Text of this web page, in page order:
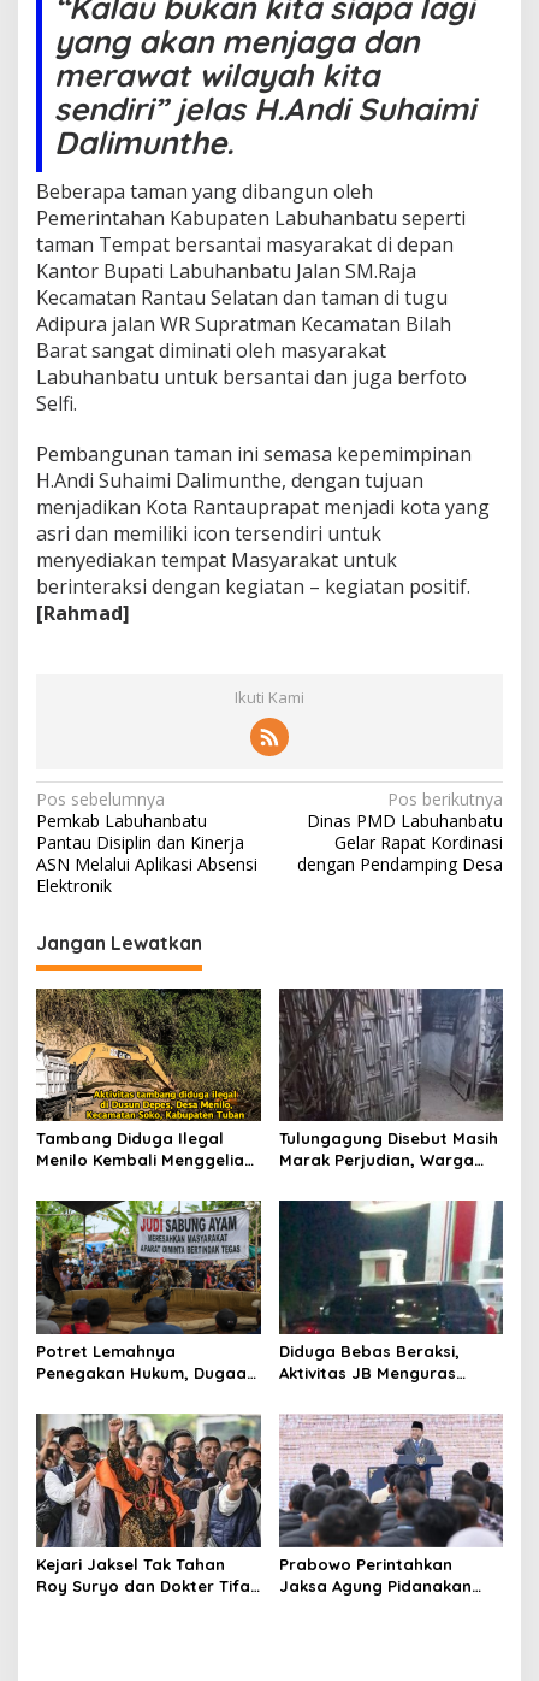
u
M
e
n
j
a
g
T
a
m
a
n
K
o
t
a
yang akan menjaga dan
merawat wilayah kita
sendiri” jelas H.Andi Suhaimi
Dalimunthe.
Beberapa taman yang dibangun oleh
Pemerintahan Kabupaten Labuhanbatu seperti
taman Tempat bersantai masyarakat di depan
Kantor Bupati Labuhanbatu Jalan SM.Raja
Kecamatan Rantau Selatan dan taman di tugu
Adipura jalan WR Supratman Kecamatan Bilah
Barat sangat diminati oleh masyarakat
Labuhanbatu untuk bersantai dan juga berfoto
Selfi.
Pembangunan taman ini semasa kepemimpinan
H.Andi Suhaimi Dalimunthe, dengan tujuan
menjadikan Kota Rantauprapat menjadi kota yang
asri dan memiliki icon tersendiri untuk
menyediakan tempat Masyarakat untuk
berinteraksi dengan kegiatan – kegiatan positif.
[Rahmad]
Ikuti Kami
N
a
v
i
g
a
s
i
p
o
s
Pos sebelumnya
Pemkab Labuhanbatu
Pantau Disiplin dan Kinerja
ASN Melalui Aplikasi Absensi
Elektronik
Pos berikutnya
Dinas PMD Labuhanbatu
Gelar Rapat Kordinasi
dengan Pendamping Desa
Jangan Lewatkan
Tambang Diduga Ilegal
Menilo Kembali Menggeliat,
Soroti Dugaan Pembiaran
Tulungagung Disebut Masih
Marak Perjudian, Warga
hingga Usut Dugaan Beking
Potret Lemahnya
Penegakan Hukum, Dugaan
Tulungagung Tuai Sorotan
Diduga Bebas Beraksi,
Aktivitas JB Menguras
Bojonegoro Jadi Sorotan
Warga
Kejari Jaksel Tak Tahan
Roy Suryo dan Dokter Tifa,
Prabowo Perintahkan
Jaksa Agung Pidanakan